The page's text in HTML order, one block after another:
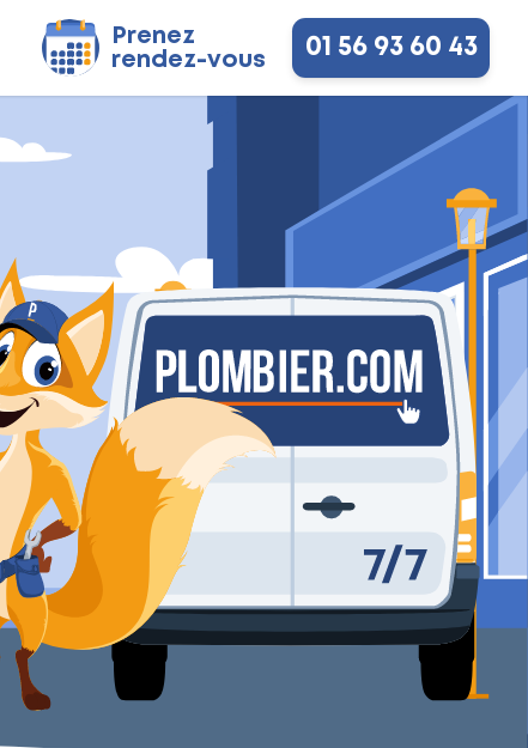
Prenez
rendez-vous
01 56 93 60 43